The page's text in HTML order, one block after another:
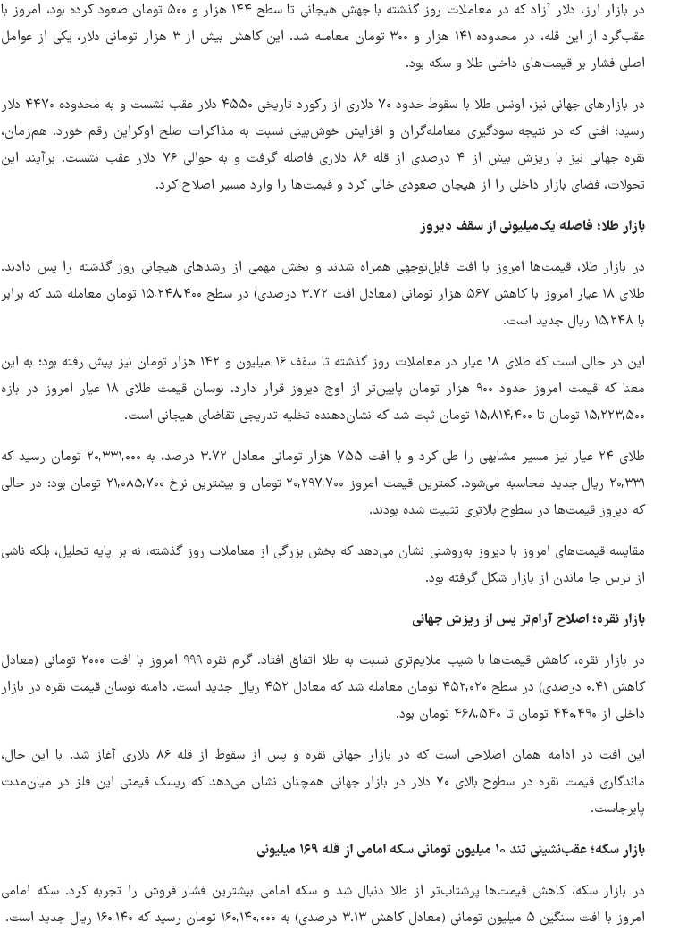
در بازار ارز، دلار آزاد که در معاملات روز گذشته با جهش هیجانی تا سطح ۱۴۴ هزار و ۵۰۰ تومان صعود کرده بود، امروز با
عقب‌گرد از این قله، در محدوده ۱۴۱ هزار و ۳۰۰ تومان معامله شد. این کاهش بیش از ۳ هزار تومانی دلار، یکی از عوامل
اصلی فشار بر قیمت‌های داخلی طلا و سکه بود.
در بازارهای جهانی نیز، اونس طلا با سقوط حدود ۷۰ دلاری از رکورد تاریخی ۴۵۵۰ دلار عقب نشست و به محدوده ۴۴۷۰ دلار
رسید؛ افتی که در نتیجه سودگیری معامله‌گران و افزایش خوش‌بینی نسبت به مذاکرات صلح اوکراین رقم خورد. هم‌زمان،
نقره جهانی نیز با ریزش بیش از ۴ درصدی از قله ۸۶ دلاری فاصله گرفت و به حوالی ۷۶ دلار عقب نشست. برآیند این
تحولات، فضای بازار داخلی را از هیجان صعودی خالی کرد و قیمت‌ها را وارد مسیر اصلاح کرد.
بازار طلا؛ فاصله یک‌میلیونی از سقف دیروز
در بازار طلا، قیمت‌ها امروز با افت قابل‌توجهی همراه شدند و بخش مهمی از رشدهای هیجانی روز گذشته را پس دادند.
طلای ۱۸ عیار امروز با کاهش ۵۶۷ هزار تومانی (معادل افت ۳.۷۲ درصدی) در سطح ۱۵,۲۴۸,۴۰۰ تومان معامله شد که برابر
با ۱۵,۲۴۸ ریال جدید است.
این در حالی است که طلای ۱۸ عیار در معاملات روز گذشته تا سقف ۱۶ میلیون و ۱۴۲ هزار تومان نیز پیش رفته بود؛ به این
معنا که قیمت امروز حدود ۹۰۰ هزار تومان پایین‌تر از اوج دیروز قرار دارد. نوسان قیمت طلای ۱۸ عیار امروز در بازه
۱۵,۲۲۳,۵۰۰ تومان تا ۱۵,۸۱۴,۴۰۰ تومان ثبت شد که نشان‌دهنده تخلیه تدریجی تقاضای هیجانی است.
طلای ۲۴ عیار نیز مسیر مشابهی را طی کرد و با افت ۷۵۵ هزار تومانی معادل ۳.۷۲ درصد، به ۲۰,۳۳۱,۰۰۰ تومان رسید که
۲۰,۳۳۱ ریال جدید محاسبه می‌شود. کمترین قیمت امروز ۲۰,۲۹۷,۷۰۰ تومان و بیشترین نرخ ۲۱,۰۸۵,۷۰۰ تومان بود؛ در حالی
که دیروز قیمت‌ها در سطوح بالاتری تثبیت شده بودند.
مقایسه قیمت‌های امروز با دیروز به‌روشنی نشان می‌دهد که بخش بزرگی از معاملات روز گذشته، نه بر پایه تحلیل، بلکه ناشی
از ترس جا ماندن از بازار شکل گرفته بود.
بازار نقره؛ اصلاح آرام‌تر پس از ریزش جهانی
در بازار نقره، کاهش قیمت‌ها با شیب ملایم‌تری نسبت به طلا اتفاق افتاد. گرم نقره ۹۹۹ امروز با افت ۲۰۰۰ تومانی (معادل
کاهش ۰.۴۱ درصدی) در سطح ۴۵۲,۰۲۰ تومان معامله شد که معادل ۴۵۲ ریال جدید است. دامنه نوسان قیمت نقره در بازار
داخلی از ۴۴۰,۴۹۰ تومان تا ۴۶۸,۵۴۰ تومان بود.
این افت در ادامه همان اصلاحی است که در بازار جهانی نقره و پس از سقوط از قله ۸۶ دلاری آغاز شد. با این حال،
ماندگاری قیمت نقره در سطوح بالای ۷۰ دلار در بازار جهانی همچنان نشان می‌دهد که ریسک قیمتی این فلز در میان‌مدت
پابرجاست.
بازار سکه؛ عقب‌نشینی تند ۱۰ میلیون تومانی سکه امامی از قله ۱۶۹ میلیونی
در بازار سکه، کاهش قیمت‌ها پرشتاب‌تر از طلا دنبال شد و سکه امامی بیشترین فشار فروش را تجربه کرد. سکه امامی
امروز با افت سنگین ۵ میلیون تومانی (معادل کاهش ۳.۱۳ درصدی) به ۱۶۰,۱۴۰,۰۰۰ تومان رسید که ۱۶۰,۱۴۰ ریال جدید است.
۳ میلیون زائر اربعین به کشور
بازگشتند
تصاویری از شروع فرایند نصب
کتیبه‌های عزاداری در صحن‌های
حرم مطهر امام رضا(ع)